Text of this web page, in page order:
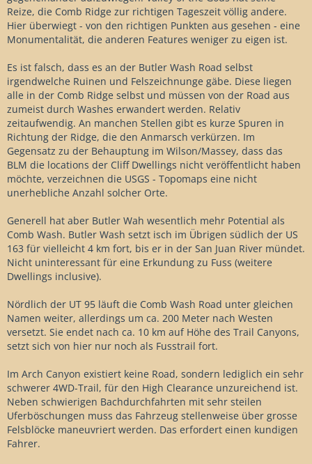
Reize, die Comb Ridge zur richtigen Tageszeit völlig andere.
Hier überwiegt - von den richtigen Punkten aus gesehen - eine
Monumentalität, die anderen Features weniger zu eigen ist.
Es ist falsch, dass es an der Butler Wash Road selbst
irgendwelche Ruinen und Felszeichnunge gäbe. Diese liegen
alle in der Comb Ridge selbst und müssen von der Road aus
zumeist durch Washes erwandert werden. Relativ
zeitaufwendig. An manchen Stellen gibt es kurze Spuren in
Richtung der Ridge, die den Anmarsch verkürzen. Im
Gegensatz zu der Behauptung im Wilson/Massey, dass das
BLM die locations der Cliff Dwellings nicht veröffentlicht haben
möchte, verzeichnen die USGS - Topomaps eine nicht
unerhebliche Anzahl solcher Orte.
Generell hat aber Butler Wah wesentlich mehr Potential als
Comb Wash. Butler Wash setzt isch im Übrigen südlich der US
163 für vielleicht 4 km fort, bis er in der San Juan River mündet.
Nicht uninteressant für eine Erkundung zu Fuss (weitere
Dwellings inclusive).
Nördlich der UT 95 läuft die Comb Wash Road unter gleichen
Namen weiter, allerdings um ca. 200 Meter nach Westen
versetzt. Sie endet nach ca. 10 km auf Höhe des Trail Canyons,
setzt sich von hier nur noch als Fusstrail fort.
Im Arch Canyon existiert keine Road, sondern lediglich ein sehr
schwerer 4WD-Trail, für den High Clearance unzureichend ist.
Neben schwierigen Bachdurchfahrten mit sehr steilen
Uferböschungen muss das Fahrzeug stellenweise über grosse
Felsblöcke maneuvriert werden. Das erfordert einen kundigen
Fahrer.